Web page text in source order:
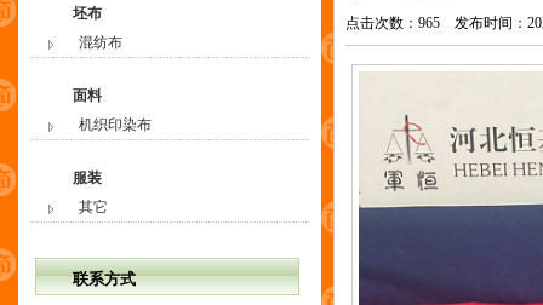
坯布
混纺布
面料
机织印染布
服装
其它
联系方式
点击次数：965 发布时间：